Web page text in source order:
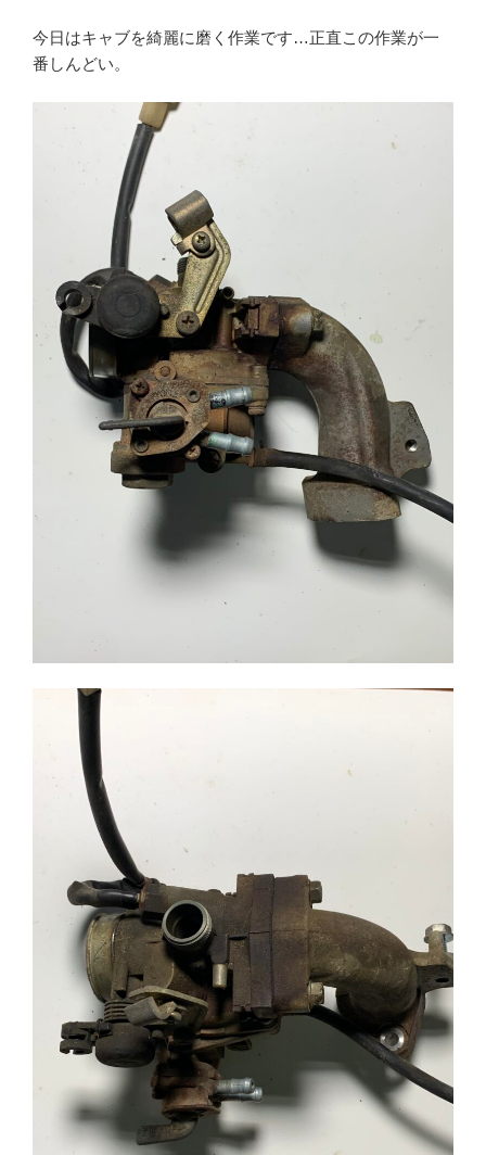
今日はキャブを綺麗に磨く作業です…正直この作業が一
番しんどい。